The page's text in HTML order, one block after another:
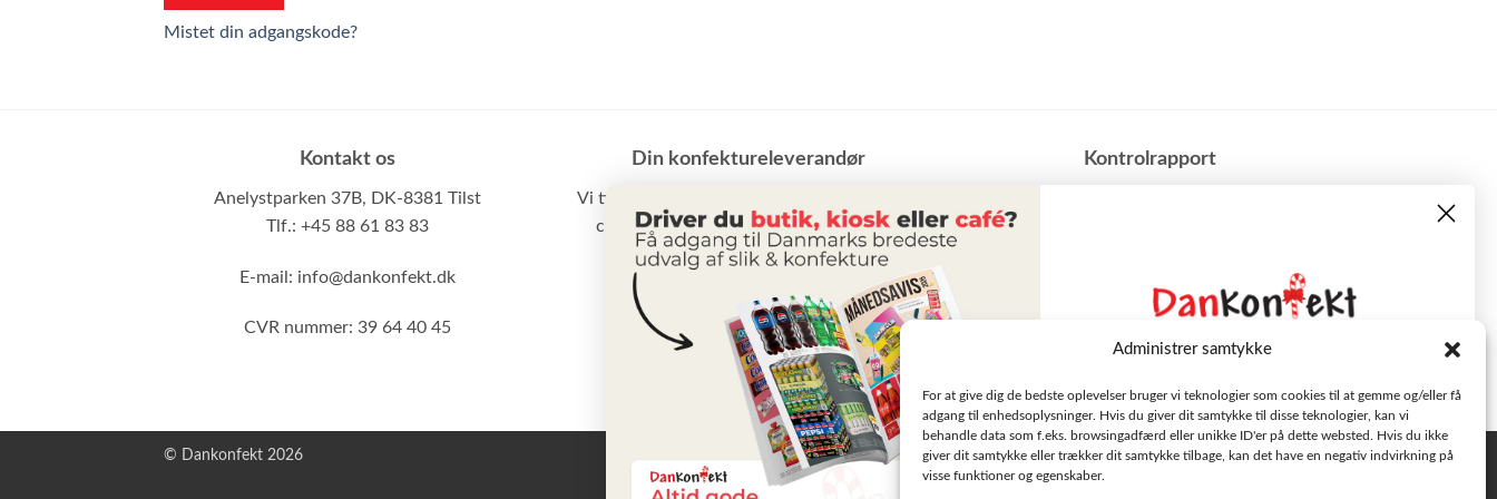
Administrer samtykke
For at give dig de bedste oplevelser bruger vi teknologier som cookies til at gemme og/eller få
adgang til enhedsoplysninger. Hvis du giver dit samtykke til disse teknologier, kan vi
behandle data som f.eks. browsingadfærd eller unikke ID'er på dette websted. Hvis du ikke
giver dit samtykke eller trækker dit samtykke tilbage, kan det have en negativ indvirkning på
visse funktioner og egenskaber.
Mistet din adgangskode?
Kontakt os
Anelystparken 37B, DK-8381 Tilst
Tlf.: +45 88 61 83 83
E-mail: info@dankonfekt.dk
CVR nummer: 39 64 40 45
Din konfektureleverandør
Vi tilbyder et stort udvalg af slik, chokolade,
chips samt vand m.m. til små som store
virksomheder
​Kontrolrapport
Privatlivspolitik
© Dankonfekt 2026
Læs tilbudsavisen
Se aktuelle tilbud